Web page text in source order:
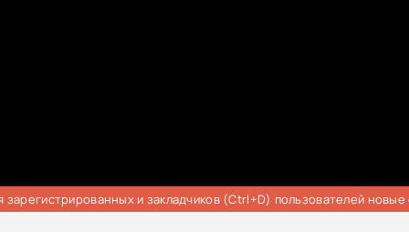
зарегистрированных и закладчиков (Ctrl+D) пользователей